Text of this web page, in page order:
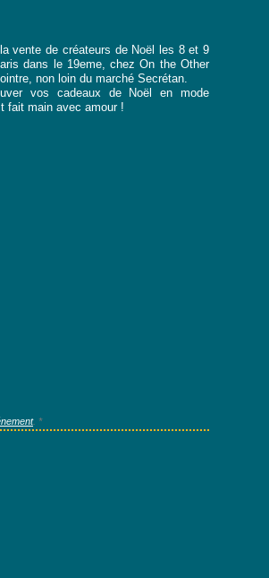
vente de créateurs de Noël les 8 et 9
dans le 19eme, chez On the Other
non loin du marché Secrétan.
vos cadeaux de Noël en mode
fait main avec amour !
. *